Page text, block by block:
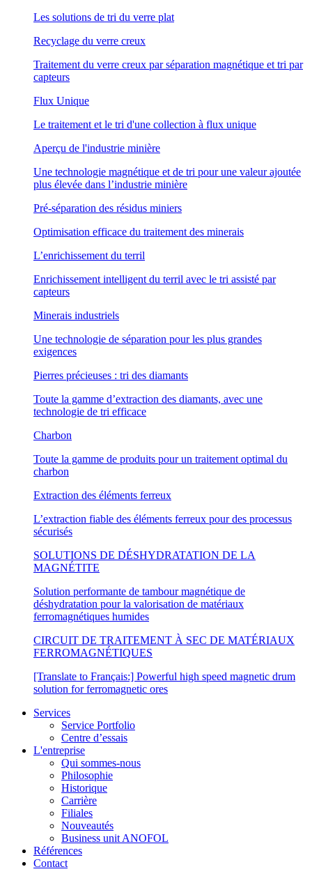
Les solutions de tri du verre plat
Recyclage du verre creux
Traitement du verre creux par séparation magnétique et tri par
capteurs
Flux Unique
Le traitement et le tri d'une collection à flux unique
Aperçu de l'industrie minière
Une technologie magnétique et de tri pour une valeur ajoutée
plus élevée dans l’industrie minière
Pré-séparation des résidus miniers
Optimisation efficace du traitement des minerais
L’enrichissement du terril
Enrichissement intelligent du terril avec le tri assisté par
capteurs
Minerais industriels
Une technologie de séparation pour les plus grandes
exigences
Pierres précieuses : tri des diamants
Toute la gamme d’extraction des diamants, avec une
technologie de tri efficace
Charbon
Toute la gamme de produits pour un traitement optimal du
charbon
Extraction des éléments ferreux
L’extraction fiable des éléments ferreux pour des processus
sécurisés
SOLUTIONS DE DÉSHYDRATATION DE LA
MAGNÉTITE
Solution performante de tambour magnétique de
déshydratation pour la valorisation de matériaux
ferromagnétiques humides
CIRCUIT DE TRAITEMENT À SEC DE MATÉRIAUX
FERROMAGNÉTIQUES
[Translate to Français:] Powerful high speed magnetic drum
solution for ferromagnetic ores
Services
Service Portfolio
Centre d’essais
L'entreprise
Qui sommes-nous
Philosophie
Historique
Carrière
Filiales
Nouveautés
Business unit ANOFOL
Références
Contact